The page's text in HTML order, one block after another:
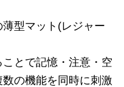
型マット(レジャー
とで記憶・注意・空
の機能を同時に刺激